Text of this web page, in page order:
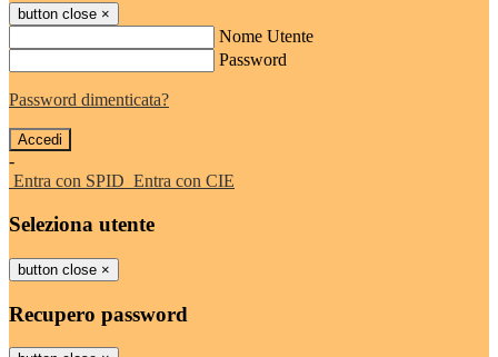
button close ×
Nome Utente
Password
Password dimenticata?
-
Entra con SPID Entra con CIE
Seleziona utente
button close ×
Recupero password